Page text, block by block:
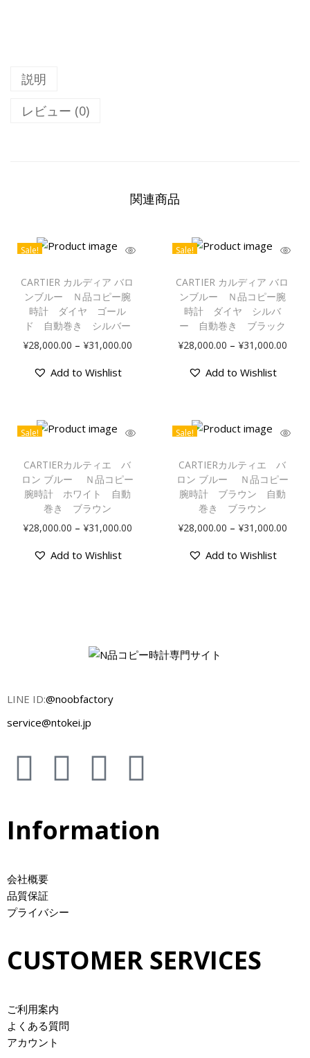
説明
レビュー (0)
関連商品
Sale!
CARTIER カルディア バロ
ンブルー Ｎ品コピー腕
時計 ダイヤ ゴール
ド 自動巻き シルバー
¥28,000.00 – ¥31,000.00
Add to Wishlist
Sale!
CARTIER カルディア バロ
ンブルー Ｎ品コピー腕
時計 ダイヤ シルバ
ー 自動巻き ブラック
¥28,000.00 – ¥31,000.00
Add to Wishlist
Sale!
CARTIERカルティエ バ
ロン ブルー Ｎ品コピー
腕時計 ホワイト 自動
巻き ブラウン
¥28,000.00 – ¥31,000.00
Add to Wishlist
Sale!
CARTIERカルティエ バ
ロン ブルー Ｎ品コピー
腕時計 ブラウン 自動
巻き ブラウン
¥28,000.00 – ¥31,000.00
Add to Wishlist
LINE ID:@noobfactory
service@ntokei.jp
Information
会社概要
品質保証
プライバシー
CUSTOMER SERVICES
ご利用案内
よくある質問
アカウント